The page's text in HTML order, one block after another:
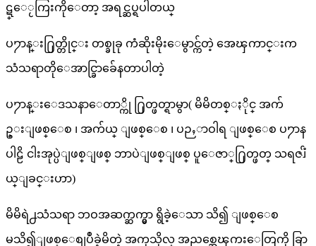
ဋ္ေႂကြးကိုေတာ့ အရင္ဆပ္ရပါတယ္
ပ႒ာန္း႐ြတ္တိုင္း တစ္ခုခု ကံဆိုးမိုးေမွာင္က်တဲ့ အေၾကာင္းက
သံသရာတိုေအာင္ခြာခ်ေနတာပါတဲ့
ပ႒ာန္းေဒသနာေတာ္ကို ႐ြတ္ဖတ္ရာမွာ( မိမိတစ္ႏိုင္ အက်
ဥ္းျဖစ္ေစ ၊ အက်ယ္ ျဖစ္ေစ ၊ ပဉႇာဝါရ ျဖစ္ေစ ပ႒ာန
ပါဠိ ငါးအုပ္ပဲျဖစ္ျဖစ္ ဘာပဲျဖစ္ျဖစ္ ပူေဇာ္႐ြတ္ဖတ္ သရဇၨ်
ယ္ျခင္းဟာ)
မိမိရဲ႕သံသရာ ဘဝအဆက္ဆက္မွာ ရွိခဲ့ေသာ သိ၍ ျဖစ္ေစ
မသိ၍ျဖစ္ေစျပဳခဲ့မိတဲ့ အကုသိုလ္ အညစ္အေၾကးေတြကို ခြာ